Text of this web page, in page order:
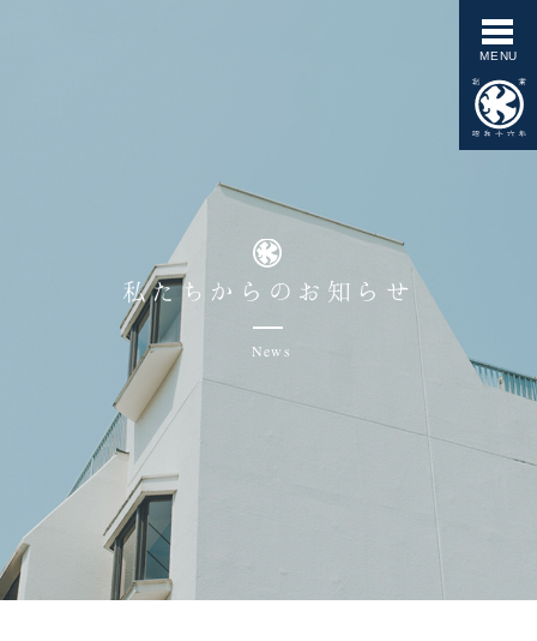
私たちからのお知らせ
News